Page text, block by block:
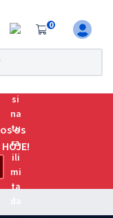
0
os